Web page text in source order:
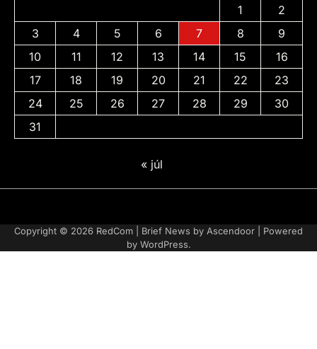
1
2
3
4 5 6 7 8
9
10
11 12 13 14 15
16
17
18 19 20 21 22
23
24
25 26 27 28 29
30
31
« júl
irányelvek
Copyright © 2026 RedCom | Brief News by Ascendoor | Powered
by WordPress.